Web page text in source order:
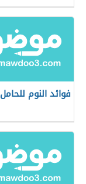
فوائد النوم للحامل